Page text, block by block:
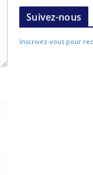
Suivez-nous
Inscrivez-vous pour